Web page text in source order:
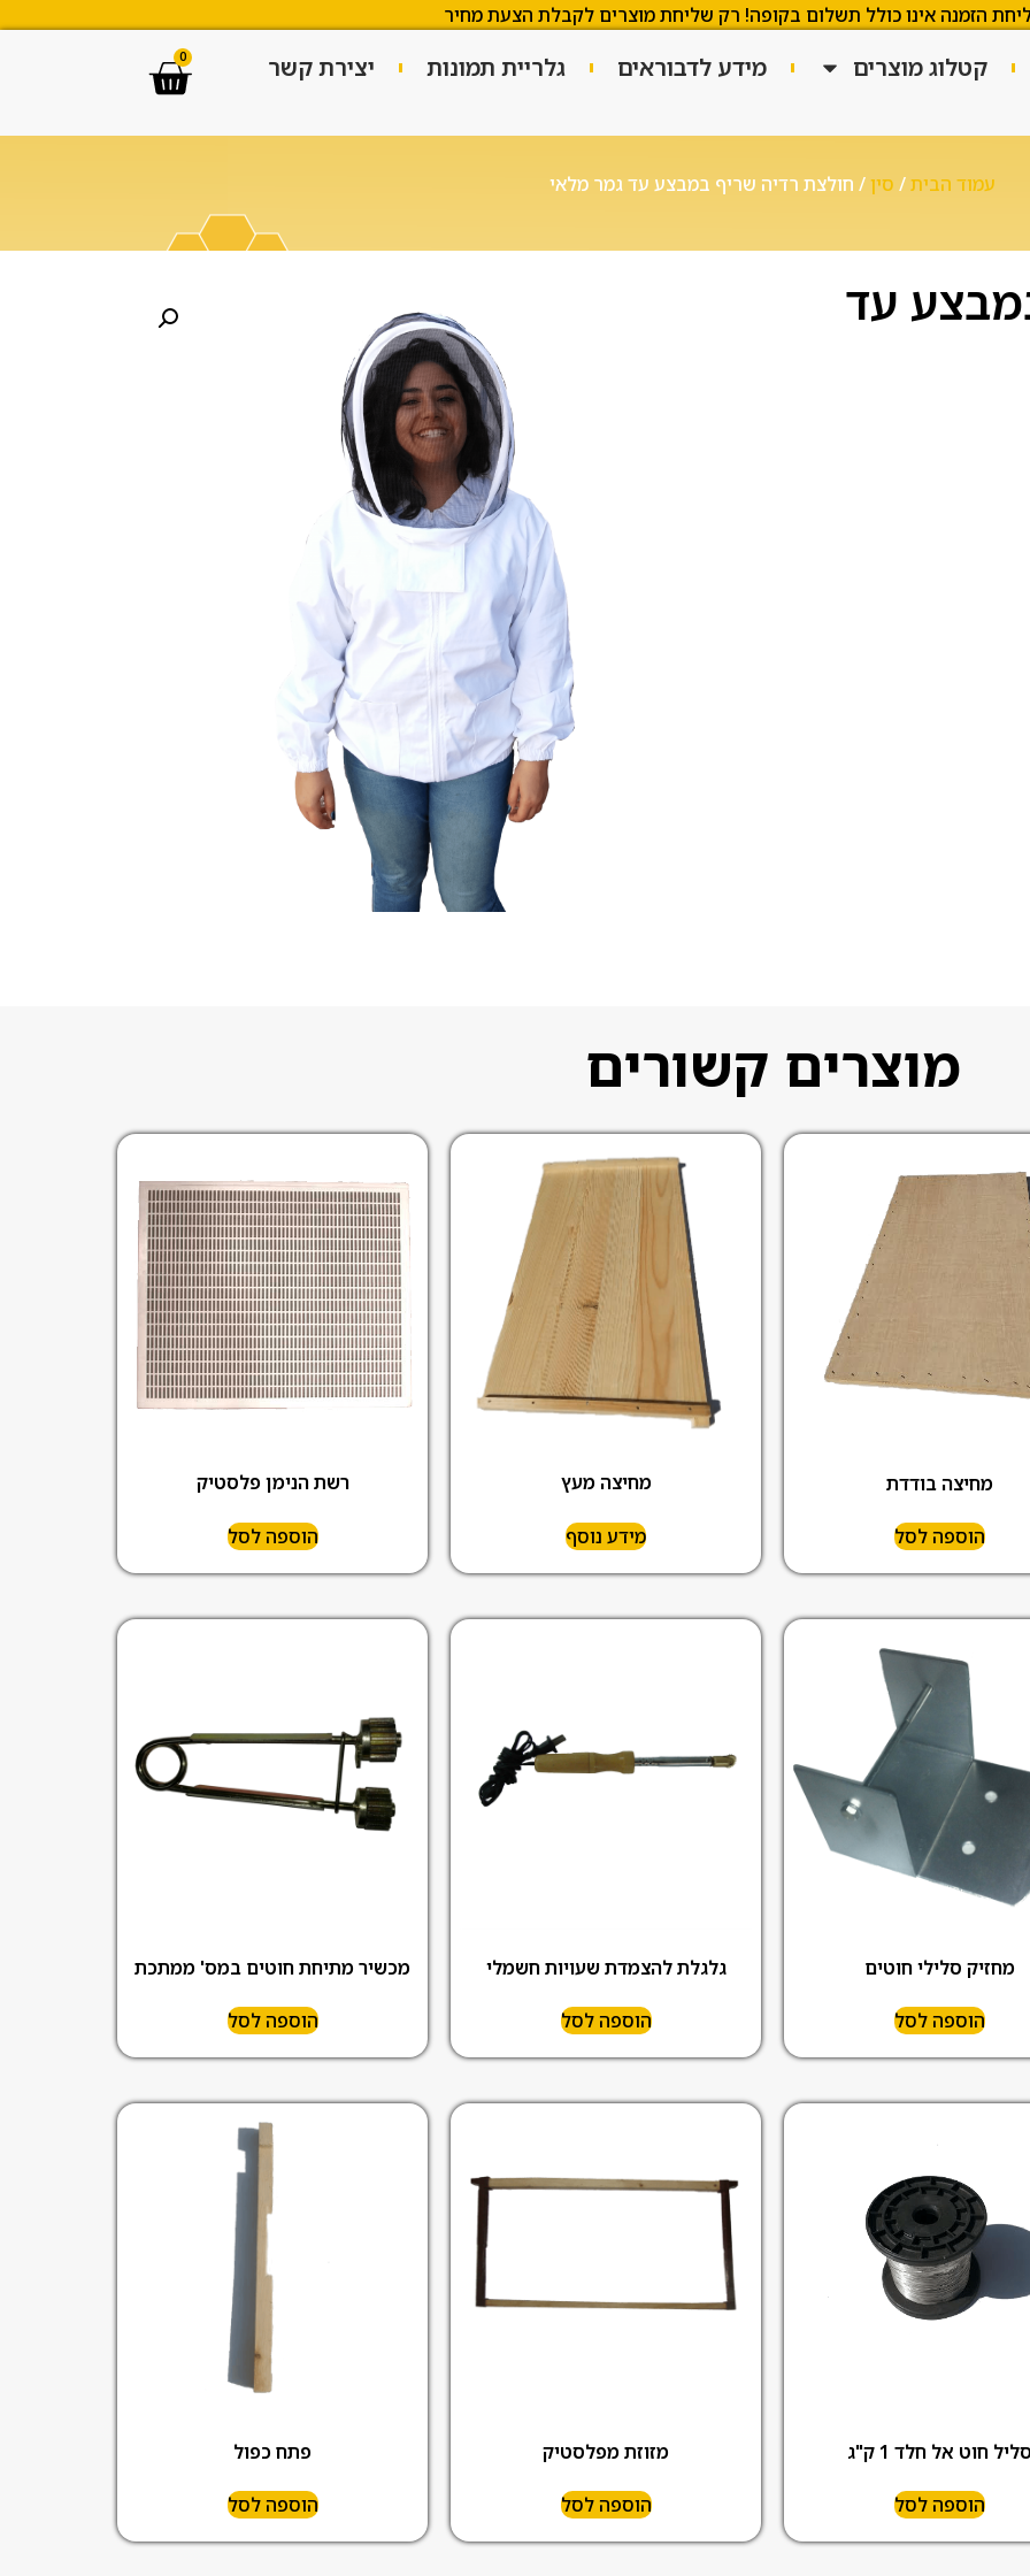
הזמנה אינו כולל תשלום בקופה! רק שליחת מוצרים לקבלת הצעת מחיר
קטלוג מוצרים מידע לדבוראים גלריית תמונות יצירת קשר 0
עמוד הבית/ סין/ חולצת רדיה שריף במבצע עד גמר מלאי
עד
מוצרים קשורים
מחיצה בודדת
הוספה לסל
מחיצה מעץ
מידע נוסף
רשת הנימן פלסטיק
הוספה לסל
מחזיק סלילי חוטים
הוספה לסל
גלגלת להצמדת שעויות חשמלי
הוספה לסל
מכשיר מתיחת חוטים במס' ממתכת
הוספה לסל
סליל חוט אל חלד 1 ק"ג
הוספה לסל
מזוזת מפלסטיק
הוספה לסל
פתח כפול
הוספה לסל